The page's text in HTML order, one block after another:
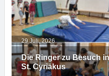
Die Ringer zu Besuch
St. Cyriakus
29 Juli, 2026